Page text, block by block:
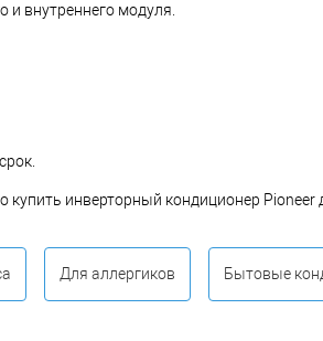
внутреннего модуля.
купить инверторный кондиционер
Для аллергиков Бытовые